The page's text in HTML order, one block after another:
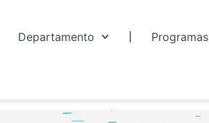
Departamento Programas